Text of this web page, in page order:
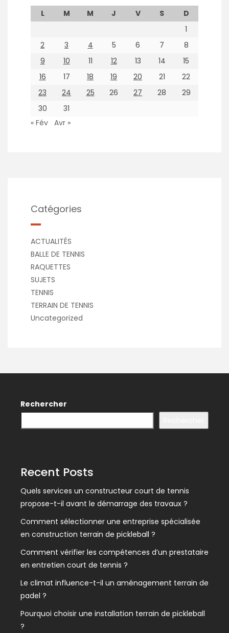
L M M J V S
D
1
2
3 4 5 6 7
8
9
10 11 12 13 14
15
16
17 18 19 20 21
22
23
24 25 26 27 28
29
30
31
« Fév Avr »
Catégories
ACTUALITÉS
BALLE DE TENNIS
RAQUETTES
SUJETS
TENNIS
TERRAIN DE TENNIS
Uncategorized
Rechercher
Recent Posts
Quels services un constructeur court de tennis
propose-t-il avant le démarrage des travaux ?
Comment sélectionner une entreprise spécialisée
en construction terrain de pickleball ?
Comment vérifier les compétences d’un prestataire
en entretien court de tennis ?
Le climat influence-t-il un aménagement terrain de
padel ?
Pourquoi choisir une installation terrain de pickleball
?